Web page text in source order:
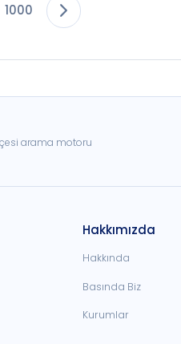
1000
arama motoru
Hakkımızda
Hakkında
Basında Biz
Kurumlar